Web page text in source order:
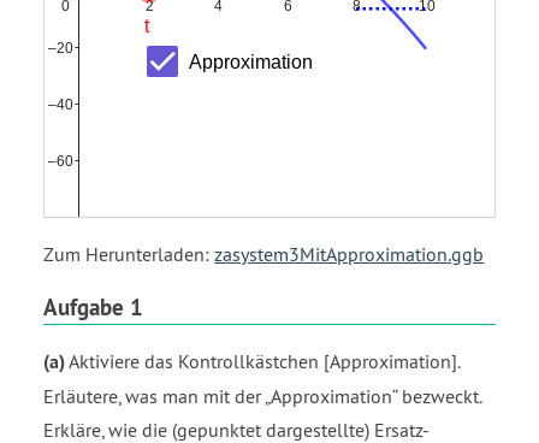
Zum Herunterladen: zasystem3MitApproximation.ggb
Aufgabe 1
(a)Aktiviere das Kontrollkästchen [Approximation].
Erläutere, was man mit der Approximation bezweckt.
Erkläre, wie die (gepunktet dargestellte) Ersatz-